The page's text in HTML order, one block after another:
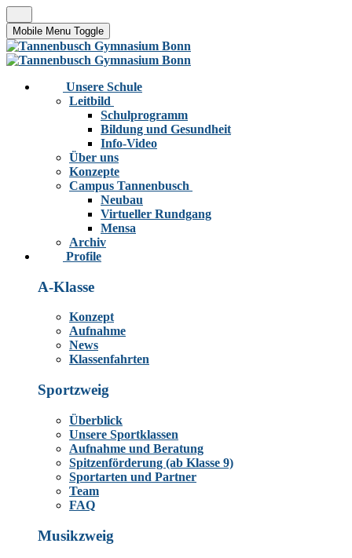
Mobile Menu Toggle
Unsere Schule
Leitbild
Schulprogramm
Bildung und Gesundheit
Info-Video
Über uns
Konzepte
Campus Tannenbusch
Neubau
Virtueller Rundgang
Mensa
Archiv
Profile
A-Klasse
Konzept
Aufnahme
News
Klassenfahrten
Sportzweig
Überblick
Unsere Sportklassen
Aufnahme und Beratung
Spitzenförderung (ab Klasse 9)
Sportarten und Partner
Team
FAQ
Musikzweig